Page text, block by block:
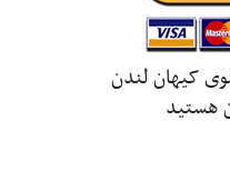
کیهان لندن
هستید